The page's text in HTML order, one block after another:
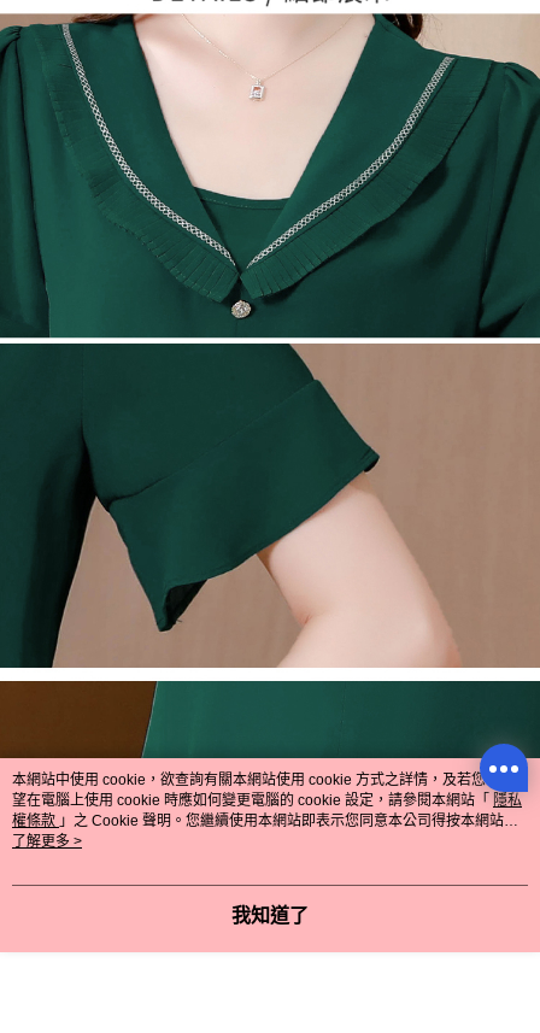
本網站中使用 cookie，欲查詢有關本網站使用 cookie 方式之詳情，及若您不希
望在電腦上使用 cookie 時應如何變更電腦的 cookie 設定，請參閱本網站「 隱私
權條款 」之 Cookie 聲明。您繼續使用本網站即表示您同意本公司得按本網站使
用條款之 Cookie 聲明使用 cookie。
了解更多 >
我知道了